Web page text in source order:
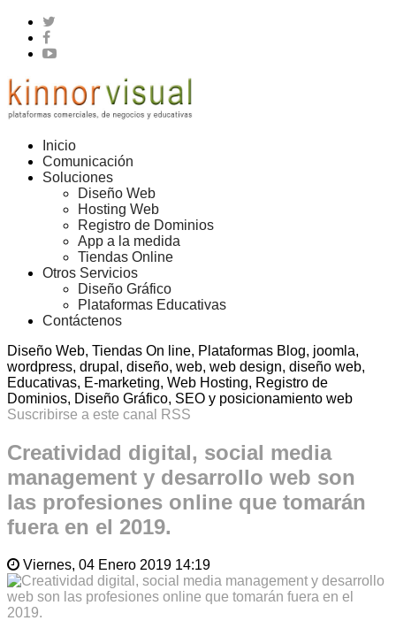
Inicio
Comunicación
Soluciones
Diseño Web
Hosting Web
Registro de Dominios
App a la medida
Tiendas Online
Otros Servicios
Diseño Gráfico
Plataformas Educativas
Contáctenos
Diseño Web, Tiendas On line, Plataformas Blog, joomla,
wordpress, drupal, diseño, web, web design, diseño web,
Educativas, E-marketing, Web Hosting, Registro de
Dominios, Diseño Gráfico, SEO y posicionamiento web
Suscribirse a este canal RSS
Creatividad digital, social media
management y desarrollo web son
las profesiones online que tomarán
fuera en el 2019.
Viernes, 04 Enero 2019 14:19